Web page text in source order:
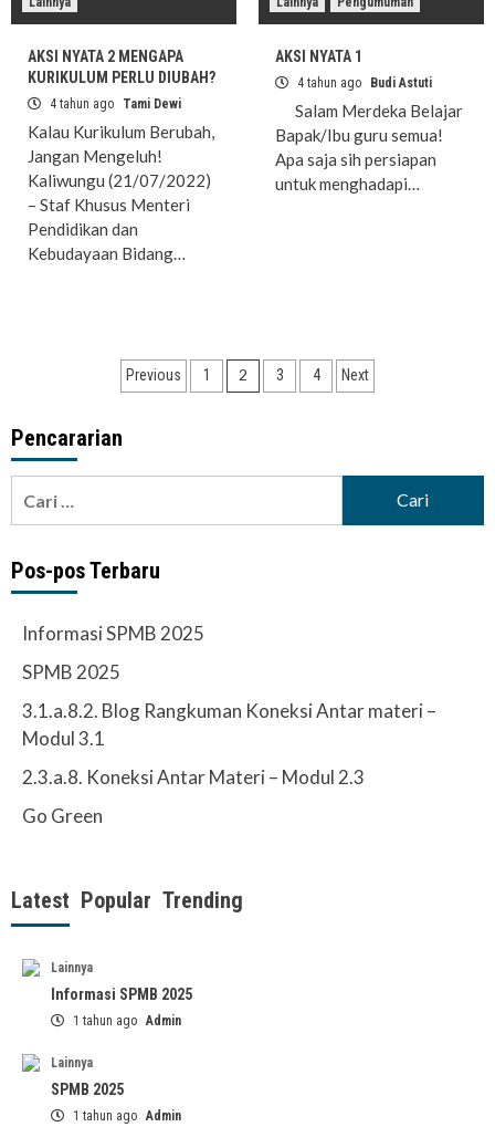
AKSI NYATA 2 MENGAPA
KURIKULUM PERLU DIUBAH?
4 tahun ago Tami Dewi
Kalau Kurikulum Berubah,
Jangan Mengeluh!
Kaliwungu (21/07/2022)
– Staf Khusus Menteri
Pendidikan dan
Kebudayaan Bidang…
AKSI NYATA 1
4 tahun ago Budi Astuti
Salam Merdeka Belajar
Bapak/Ibu guru semua!
Apa saja sih persiapan
untuk menghadapi…
Paginasi
Previous 1 2 3 4 Next
Pencararian
untuk:
Pos-pos Terbaru
Informasi SPMB 2025
SPMB 2025
3.1.a.8.2. Blog Rangkuman Koneksi Antar materi –
Modul 3.1
2.3.a.8. Koneksi Antar Materi – Modul 2.3
Go Green
Latest Popular Trending
Lainnya
Informasi SPMB 2025
1 tahun ago Admin
Lainnya
SPMB 2025
1 tahun ago Admin